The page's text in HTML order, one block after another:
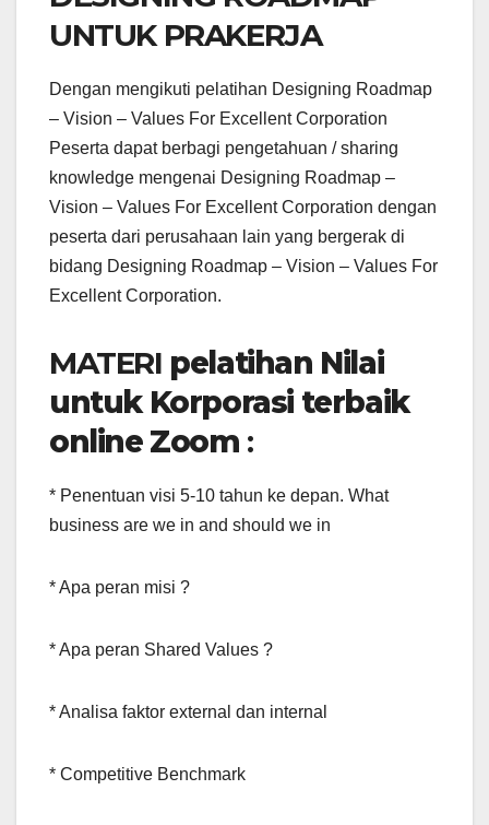
UNTUK PRAKERJA
Dengan mengikuti pelatihan Designing Roadmap
– Vision – Values For Excellent Corporation
Peserta dapat berbagi pengetahuan / sharing
knowledge mengenai Designing Roadmap –
Vision – Values For Excellent Corporation dengan
peserta dari perusahaan lain yang bergerak di
bidang Designing Roadmap – Vision – Values For
Excellent Corporation.
MATERI pelatihan Nilai
untuk Korporasi terbaik
online Zoom :
* Penentuan visi 5-10 tahun ke depan. What
business are we in and should we in
* Apa peran misi ?
* Apa peran Shared Values ?
* Analisa faktor external dan internal
* Competitive Benchmark